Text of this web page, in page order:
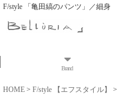
F/style 「亀田縞のパンツ」／細身
Brand
HOME > F/style 【エフスタイル】 >